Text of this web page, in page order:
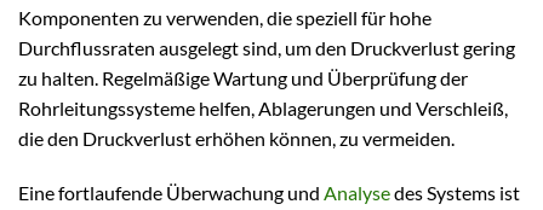
Komponenten zu verwenden, die speziell für hohe
Durchflussraten ausgelegt sind, um den Druckverlust gering
zu halten. Regelmäßige Wartung und Überprüfung der
Rohrleitungssysteme helfen, Ablagerungen und Verschleiß,
die den Druckverlust erhöhen können, zu vermeiden.
Eine fortlaufende Überwachung und Analysedes Systems ist